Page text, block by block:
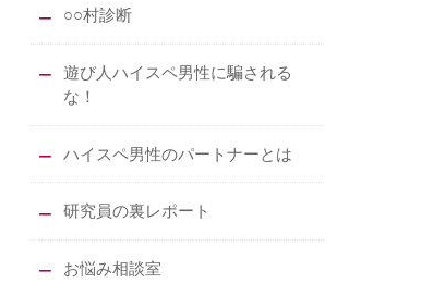
○○村診断
遊び人ハイスペ男性に騙される
な！
ハイスペ男性のパートナーとは
研究員の裏レポート
お悩み相談室